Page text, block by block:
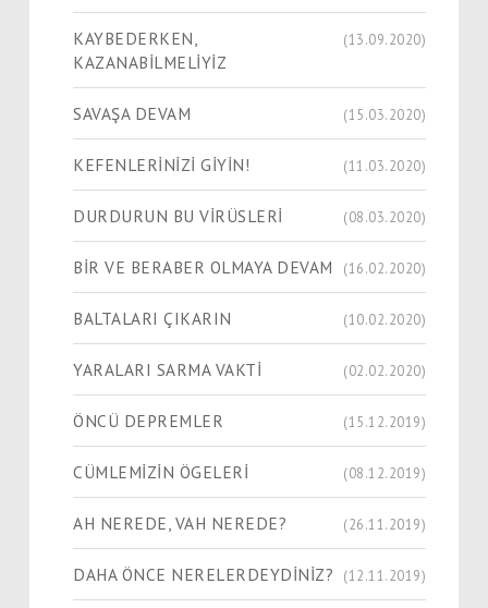
KAYBEDERKEN,
KAZANABİLMELİYİZ
(13.09.2020)
SAVAŞA DEVAM (15.03.2020)
KEFENLERİNİZİ GİYİN! (11.03.2020)
DURDURUN BU VİRÜSLERİ (08.03.2020)
BİR VE BERABER OLMAYA DEVAM (16.02.2020)
BALTALARI ÇIKARIN (10.02.2020)
YARALARI SARMA VAKTİ (02.02.2020)
ÖNCÜ DEPREMLER (15.12.2019)
CÜMLEMİZİN ÖGELERİ (08.12.2019)
AH NEREDE, VAH NEREDE? (26.11.2019)
DAHA ÖNCE NERELERDEYDİNİZ? (12.11.2019)